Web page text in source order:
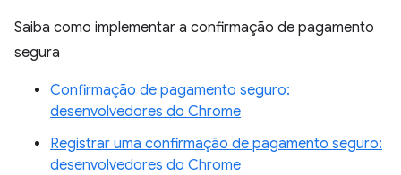
Saiba como implementar a confirmação de pagamento
segura
Confirmação de pagamento seguro:
desenvolvedores do Chrome
Registrar uma confirmação de pagamento seguro:
desenvolvedores do Chrome